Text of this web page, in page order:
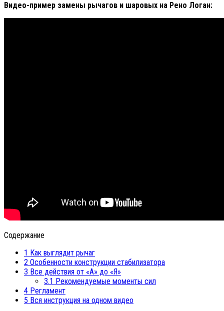
Видео-пример замены рычагов и шаровых на Рено Логан:
Содержание
1 Как выглядит рычаг
2 Особенности конструкции стабилизатора
3 Все действия от «А» до «Я»
3.1 Рекомендуемые моменты сил
4 Регламент
5 Вся инструкция на одном видео